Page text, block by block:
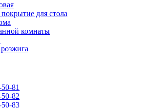
для стола
комнаты
81
82
83